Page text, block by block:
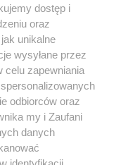
oddechu
dostęp i
oraz
unikalne
wysyłane przez
celu zapewniania
odbiorców oraz
my i Zaufani
danych